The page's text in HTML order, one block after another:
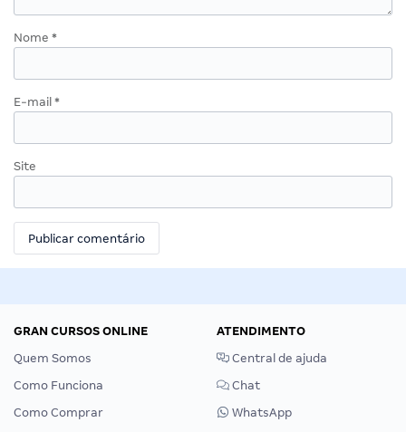
Nome *
E-mail *
Site
GRAN CURSOS ONLINE
Quem Somos
Como Funciona
Como Comprar
ATENDIMENTO
Central de ajuda
Chat
WhatsApp